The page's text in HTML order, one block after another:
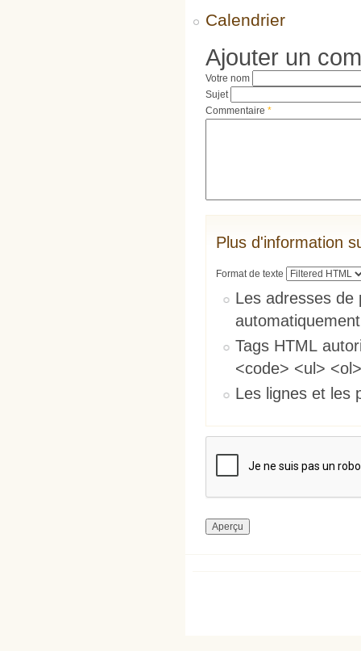
Calendrier
Ajouter un
Votre nom
Sujet
Commentaire *
Plus d'information
Format de texte
Les adresses de
Tags HTML
<code> <ul>
Les lignes et les